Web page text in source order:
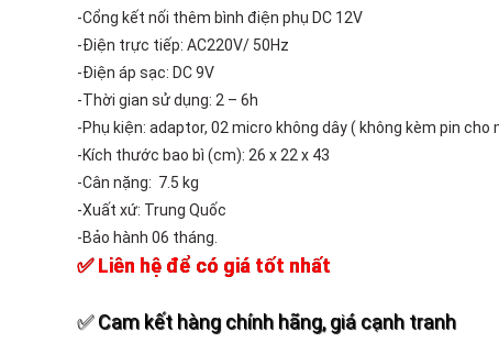
-Cổng kết nối thêm bình điện phụ DC 12V
-Điện trực tiếp: AC220V/ 50Hz
-Điện áp sạc: DC 9V
-Thời gian sử dụng: 2 – 6h
-Phụ kiện: adaptor, 02 micro không dây ( không kèm pin cho
-Kích thước bao bì (cm): 26 x 22 x 43
-Cân nặng: 7.5 kg
-Xuất xứ: Trung Quốc
-Bảo hành 06 tháng.
✅ Liên hệ để có giá tốt nhất
✅ Cam kết hàng chính hãng, giá cạnh tranh